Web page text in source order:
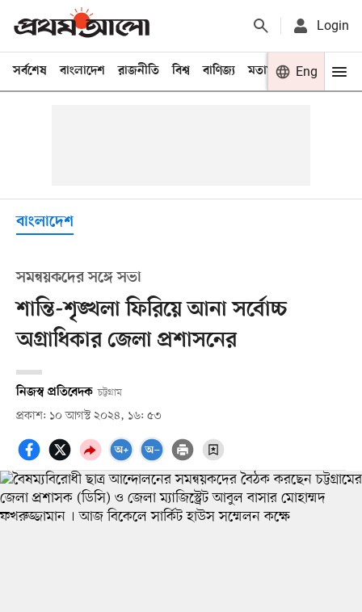
Login
সর্বশেষ বাংলাদেশ রাজনীতি বিশ্ব বাণিজ্য মতামত খেলা
Eng
বাংলাদেশ
সমন্বয়কদের সঙ্গে সভা
শান্তি-শৃঙ্খলা ফিরিয়ে আনা সর্বোচ্চ
অগ্রাধিকার জেলা প্রশাসনের
নিজস্ব প্রতিবেদক চট্টগ্রাম
প্রকাশ: ১০ আগস্ট ২০২৪, ১৬: ৫৩